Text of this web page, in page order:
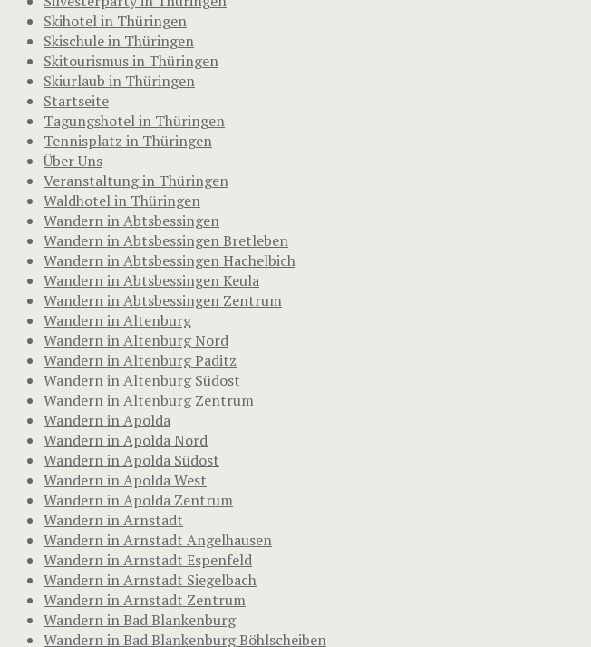
Skihotel in Thüringen
Skischule in Thüringen
Skitourismus in Thüringen
Skiurlaub in Thüringen
Startseite
Tagungshotel in Thüringen
Tennisplatz in Thüringen
Über Uns
Veranstaltung in Thüringen
Waldhotel in Thüringen
Wandern in Abtsbessingen
Wandern in Abtsbessingen Bretleben
Wandern in Abtsbessingen Hachelbich
Wandern in Abtsbessingen Keula
Wandern in Abtsbessingen Zentrum
Wandern in Altenburg
Wandern in Altenburg Nord
Wandern in Altenburg Paditz
Wandern in Altenburg Südost
Wandern in Altenburg Zentrum
Wandern in Apolda
Wandern in Apolda Nord
Wandern in Apolda Südost
Wandern in Apolda West
Wandern in Apolda Zentrum
Wandern in Arnstadt
Wandern in Arnstadt Angelhausen
Wandern in Arnstadt Espenfeld
Wandern in Arnstadt Siegelbach
Wandern in Arnstadt Zentrum
Wandern in Bad Blankenburg
Wandern in Bad Blankenburg Böhlscheiben